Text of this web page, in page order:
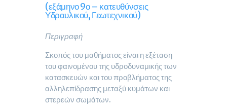
(εξάμηνο 9ο – κατευθύνσεις
Υδραυλικού, Γεωτεχνικού)
Περιγραφή
Σκοπός του μαθήματος είναι η εξέταση
του φαινομένου της υδροδυναμικής των
κατασκευών και του προβλήματος της
αλληλεπίδρασης μεταξύ κυμάτων και
στερεών σωμάτων.